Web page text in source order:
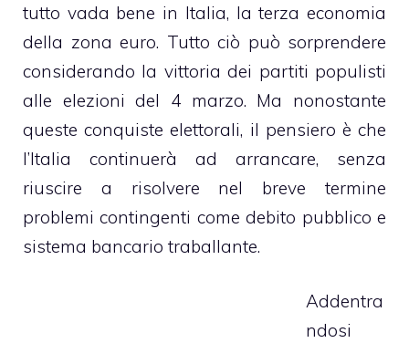
tutto vada bene in Italia, la terza economia
della zona euro. Tutto ciò può sorprendere
considerando la vittoria dei partiti populisti
alle elezioni del 4 marzo. Ma nonostante
queste conquiste elettorali, il pensiero è che
l’Italia continuerà ad arrancare, senza
riuscire a risolvere nel breve termine
problemi contingenti come debito pubblico e
sistema bancario traballante.
Addentra
ndosi